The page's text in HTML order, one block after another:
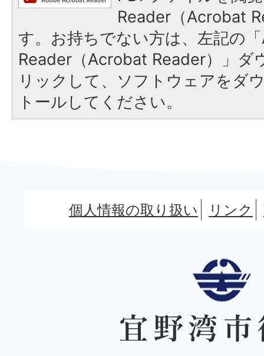
Reader（Acrobat
す。お持ちでない方は、左記の
Reader（Acrobat Reader）」ダ
リックして、ソフトウェアをダ
トールしてください。
個人情報の取り扱い リンク